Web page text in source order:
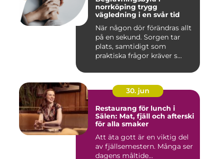
norrköping trygg
vägledning i en svår tid
När någon dör förändras allt
på en sekund. Sorgen tar
plats, samtidigt som
praktiska frågor kräver s...
30. jun
Restaurang för lunch i
Sälen: Mat, fjäll och afterski
för alla smaker
Att äta gott är en viktig del
av fjällsemestern. Många ser
dagens måltide...